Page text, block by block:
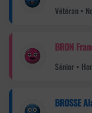
Vétéran •
BRON
Sénior •
BROSSE